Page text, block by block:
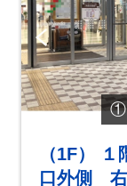
Pre
vio
us
（1F）
口外側 右